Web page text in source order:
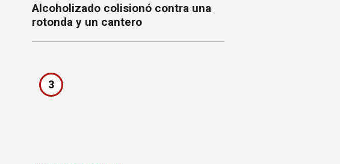
Alcoholizado colisionó contra una
rotonda y un cantero
3